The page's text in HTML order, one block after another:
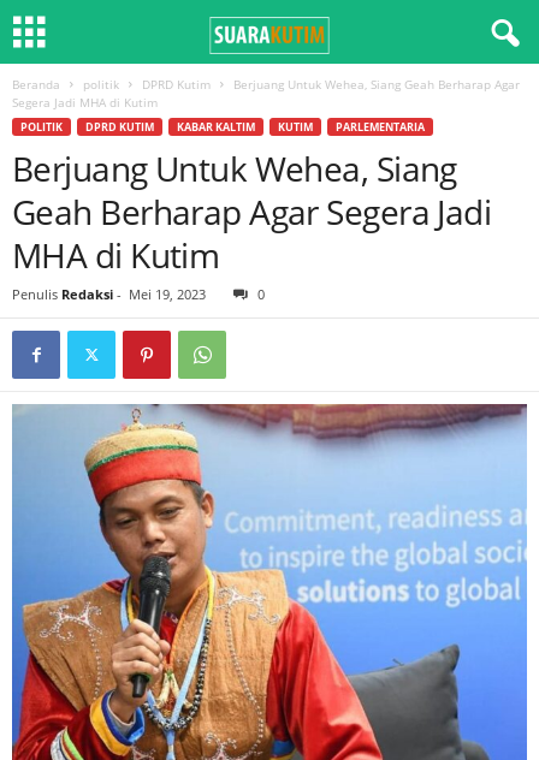
Beranda politik DPRD Kutim
Berjuang Untuk Wehea, Siang Geah Berharap Agar
Segera Jadi MHA di Kutim
POLITIK DPRD KUTIM KABAR KALTIM KUTIM PARLEMENTARIA
Berjuang Untuk Wehea, Siang
Geah Berharap Agar Segera Jadi
MHA di Kutim
Penulis Redaksi - Mei 19, 2023 0